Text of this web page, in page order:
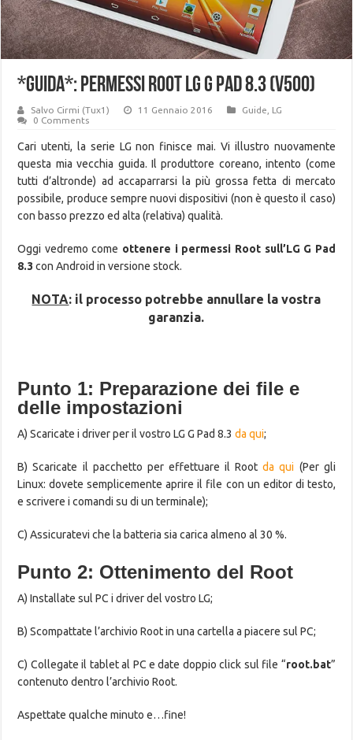
*GUIDA*: Permessi Root LG G Pad 8.3 (V500)
Salvo Cirmi (Tux1) 11 Gennaio 2016 Guide
LG
0 Comments
Cari utenti, la serie LG non finisce mai. Vi illustro nuovamente
questa mia vecchia guida. Il produttore coreano, intento (come
tutti d’altronde) ad accaparrarsi la più grossa fetta di mercato
possibile, produce sempre nuovi dispositivi (non è questo il caso)
con basso prezzo ed alta (relativa) qualità.
Oggi vedremo come ottenere i permessi Root sull’LG G Pad
8.3 con Android in versione stock.
NOTA: il processo potrebbe annullare la vostra
garanzia.
Punto 1: Preparazione dei file e
delle impostazioni
A) Scaricate i driver per il vostro LG G Pad 8.3da qui;
B) Scaricate il pacchetto per effettuare il Rootda qui (Per gli
Linux: dovete semplicemente aprire il file con un editor di testo,
e scrivere i comandi su di un terminale);
C) Assicuratevi che la batteria sia carica almeno al 30 %.
Punto 2: Ottenimento del Root
A) Installate sul PC i driver del vostro LG;
B) Scompattate l’archivio Root in una cartella a piacere sul PC;
C) Collegate il tablet al PC e date doppio click sul file “root.bat”
contenuto dentro l’archivio Root.
Aspettate qualche minuto e…fine!